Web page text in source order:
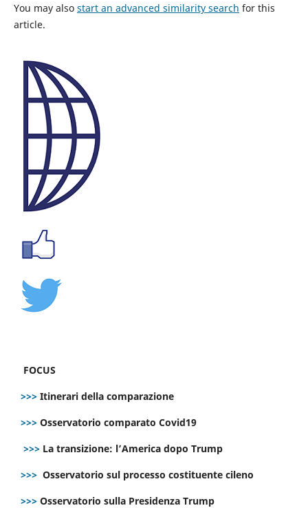
You may also start an advanced similarity search for this
article.
FOCUS
>>> Itinerari della comparazione
>>> Osservatorio comparato Covid19
>>> La transizione: l’America dopo Trump
>>> Osservatorio sul processo costituente cileno
>>> Osservatorio sulla Presidenza Trump